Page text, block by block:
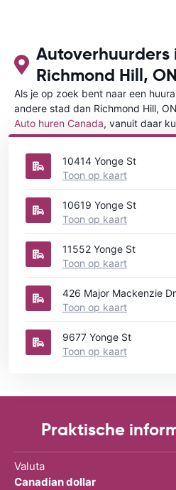
Autoverhuurders
Richmond Hill, ON
Als je op zoek bent naar een
andere stad dan Richmond Hill,
Auto huren Canada, vanuit daar
welke stad in Canada je een auto
10414 Yonge St
Toon op kaart
10619 Yonge St
Toon op kaart
11552 Yonge St
Toon op kaart
426 Major Mackenzie
Toon op kaart
9677 Yonge St
Toon op kaart
Praktische
Valuta
Canadian dollar